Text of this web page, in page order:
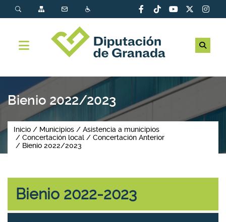
Bienio 2022/2023
Inicio Municipios
Asistencia a municipios
Concertación local
Concertación Anterior
Bienio 2022/2023
Bienio 2022-2023